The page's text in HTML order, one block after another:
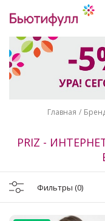
Главная
PRIZ -
Фильтры (0)